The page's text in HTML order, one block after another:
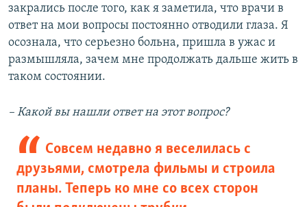
закрались после того, как я заметила, что врачи в
ответ на мои вопросы постоянно отводили глаза. Я
осознала, что серьезно больна, пришла в ужас и
размышляла, зачем мне продолжать дальше жить в
таком состоянии.
– Какой вы нашли ответ на этот вопрос?
Совсем недавно я веселилась с
друзьями, смотрела фильмы и строила
планы. Теперь ко мне со всех сторон